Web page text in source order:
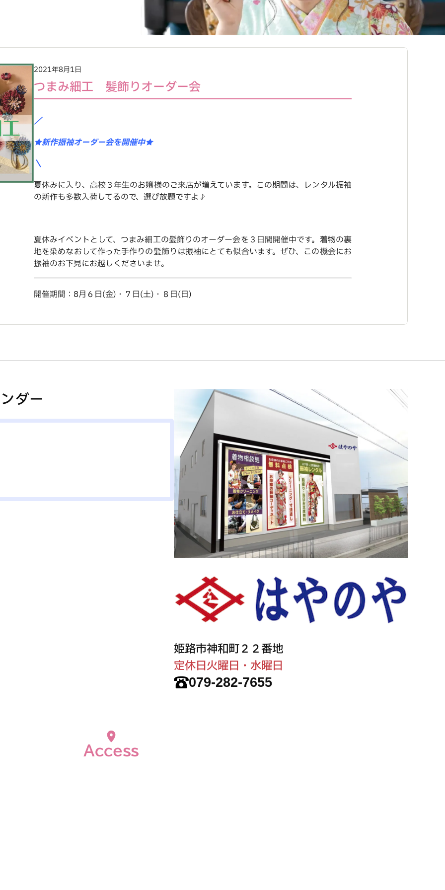
2021年8月1日
つまみ細工 髪飾りオーダー会
／
★新作振袖オーダー会を開催中★
＼
夏休みに入り、高校３年生のお嬢様のご来店が増えています。この期間は、レンタル振袖
の新作も多数入荷してるので、選び放題ですよ♪
夏休みイベントとして、つまみ細工の髪飾りのオーダー会を３日間開催中です。着物の裏
地を染めなおして作った手作りの髪飾りは振袖にとても似合います。ぜひ、この機会にお
振袖のお下見にお越しくださいませ。
開催期間：8月６日(金)・７日(土)・８日(日)
ダー
姫路市神和町２２番地
定休日火曜日・水曜日
079-282-7655
Access